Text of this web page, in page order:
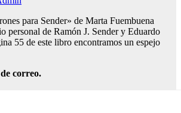
para Sender» de Marta Fuembuena
personal de Ramón J. Sender y Eduardo
55 de este libro encontramos un espejo
correo.